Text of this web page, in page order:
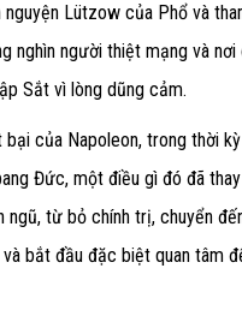
nguyện Lützow của Phổ và
nghìn người thiệt mạng và
Sắt vì lòng dũng cảm.
bại của Napoleon, trong thời
Đức, một điều gì đó đã
ngũ, từ bỏ chính trị, chuyển
bắt đầu đặc biệt quan tâm